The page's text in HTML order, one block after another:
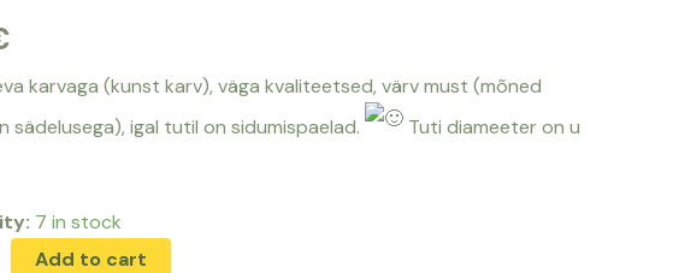
karvaga (kunst karv), väga kvaliteetsed, värv must (mõned
sädelusega), igal tutil on sidumispaelad.
Tuti diameeter on u
7 in stock
Add to cart